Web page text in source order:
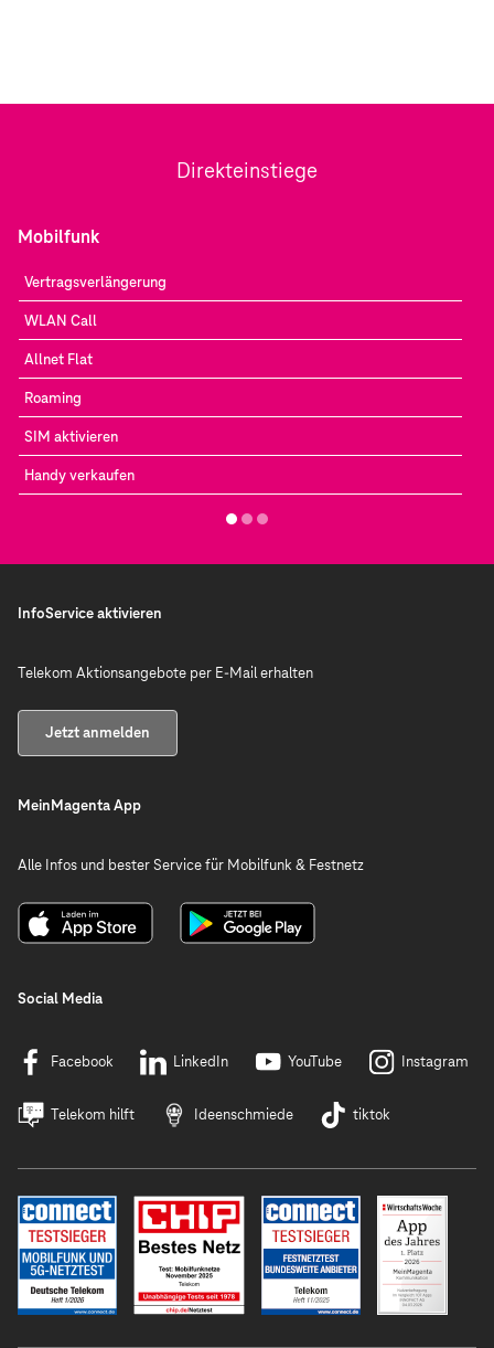
Direkteinstiege
Mobilfunk
Vertragsverlängerung
WLAN Call
Allnet Flat
Roaming
SIM aktivieren
Handy verkaufen
InfoService aktivieren
Telekom Aktionsangebote per E-Mail erhalten
Jetzt anmelden
MeinMagenta App
Alle Infos und bester Service für Mobilfunk & Festnetz
Social Media
Facebook LinkedIn YouTube Instagram
Telekom hilft Ideenschmiede tiktok